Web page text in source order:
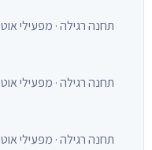
תחנה רגילה · מפעילי אוטובוסים
תחנה רגילה · מפעילי אוטובוסים
תחנה רגילה · מפעילי אוטובוסים